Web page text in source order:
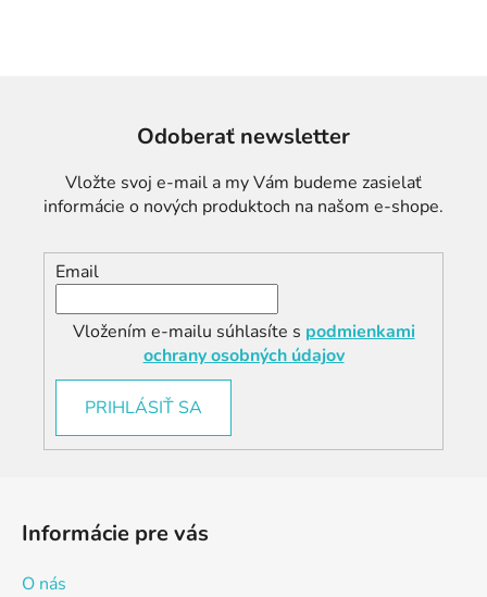
Odoberať newsletter
Vložte svoj e-mail a my Vám budeme zasielať
informácie o nových produktoch na našom e-shope.
Email
Vložením e-mailu súhlasíte s podmienkami
ochrany osobných údajov
PRIHLÁSIŤ SA
Informácie pre vás
O nás